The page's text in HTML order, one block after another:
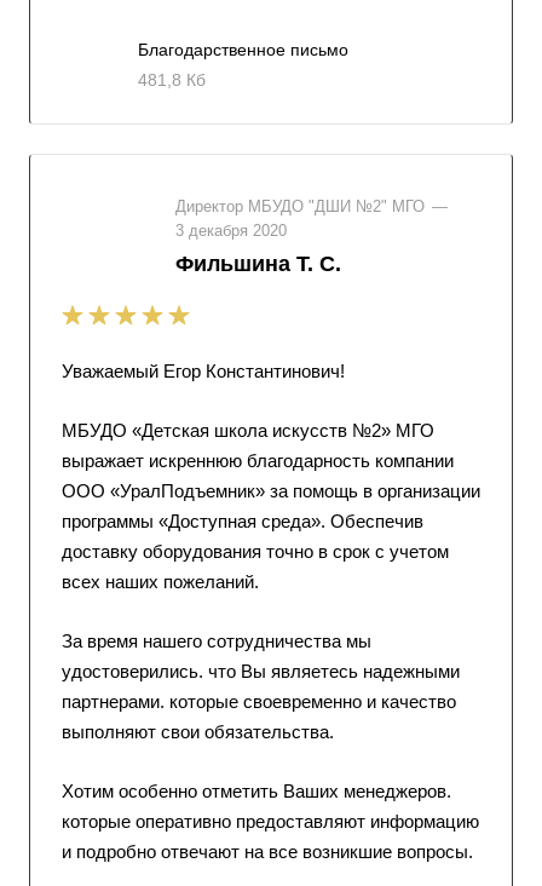
Благодарственное письмо
481,8 Кб
Директор МБУДО "ДШИ №2" МГО —
3 декабря 2020
Фильшина Т. С.
Уважаемый Егор Константинович!
МБУДО «Детская школа искусств №2» МГО
выражает искреннюю благодарность компании
ООО «УралПодъемник» за помощь в организации
программы «Доступная среда». Обеспечив
доставку оборудования точно в срок с учетом
всех наших пожеланий.
За время нашего сотрудничества мы
удостоверились. что Вы являетесь надежными
партнерами. которые своевременно и качество
выполняют свои обязательства.
Хотим особенно отметить Ваших менеджеров.
которые оперативно предоставляют информацию
и подробно отвечают на все возникшие вопросы.